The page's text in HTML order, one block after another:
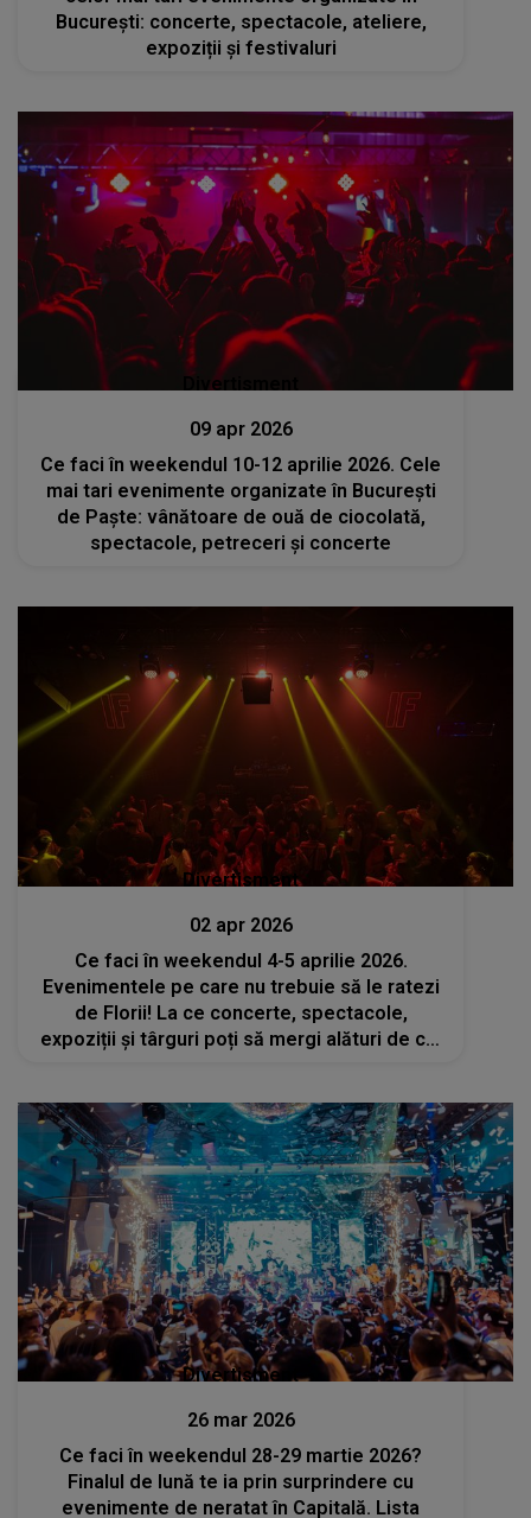
București: concerte, spectacole, ateliere,
expoziții și festivaluri
Divertisment
09 apr 2026
Ce faci în weekendul 10-12 aprilie 2026. Cele
mai tari evenimente organizate în București
de Paște: vânătoare de ouă de ciocolată,
spectacole, petreceri și concerte
Divertisment
02 apr 2026
Ce faci în weekendul 4-5 aprilie 2026.
Evenimentele pe care nu trebuie să le ratezi
de Florii! La ce concerte, spectacole,
expoziții și târguri poți să mergi alături de cei
Divertisment
26 mar 2026
Ce faci în weekendul 28-29 martie 2026?
Finalul de lună te ia prin surprindere cu
evenimente de neratat în Capitală. Lista